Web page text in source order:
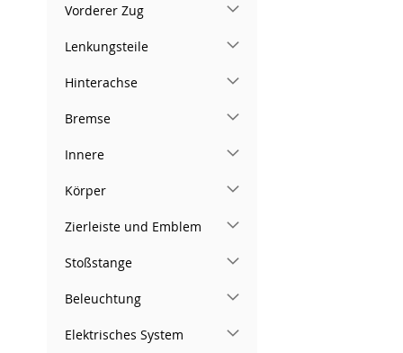
Vorderer Zug
Lenkungsteile
Hinterachse
Bremse
Innere
Körper
Zierleiste und Emblem
Stoßstange
Beleuchtung
Elektrisches System